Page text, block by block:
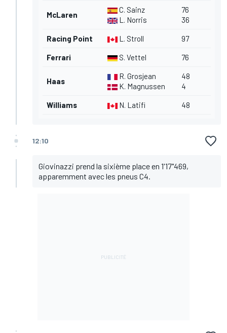
McLaren
C. Sainz
L. Norris
76
36
Racing Point L. Stroll 97
Ferrari S. Vettel 76
Haas
R. Grosjean
K. Magnussen
48
4
Williams N. Latifi 48
12:10
Giovinazzi prend la sixième place en 1'17"469,
apparemment avec les pneus C4.